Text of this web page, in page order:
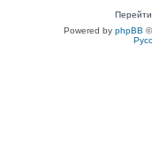
Powered by phpBB